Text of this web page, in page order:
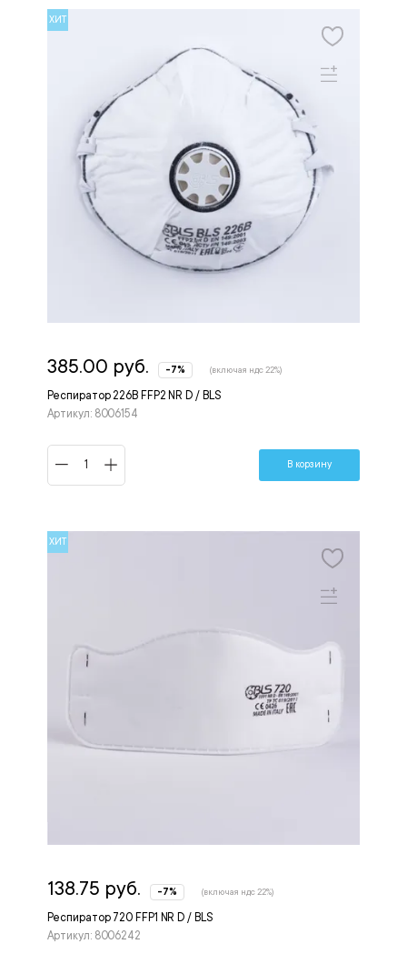
ХИТ
Респиратор 226B FFP2 NR D / BLS
Артикул: 8006154
385.00 руб. -7% (включая ндс 22%)
В корзину
ХИТ
Респиратор 720 FFP1 NR D / BLS
Артикул: 8006242
138.75 руб. -7% (включая ндс 22%)